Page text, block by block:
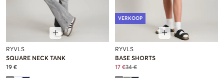
RYVLS
SQUARE NECK TANK
19 €
VERKOOP
RYVLS
BASE SHORTS
17 €34 €